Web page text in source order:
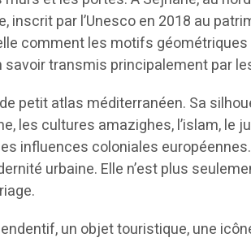
par l’Unesco en 2018 au
comment les motifs
savoir transmis principalement par
petit atlas méditerranéen. Sa
les cultures amazighes, l’islam, le
influences coloniales
urbaine. Elle n’est plus
un objet touristique, une